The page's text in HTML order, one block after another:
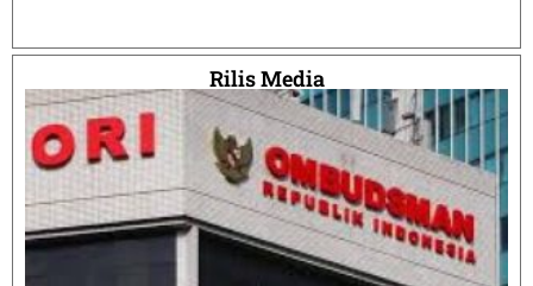
Rilis Media